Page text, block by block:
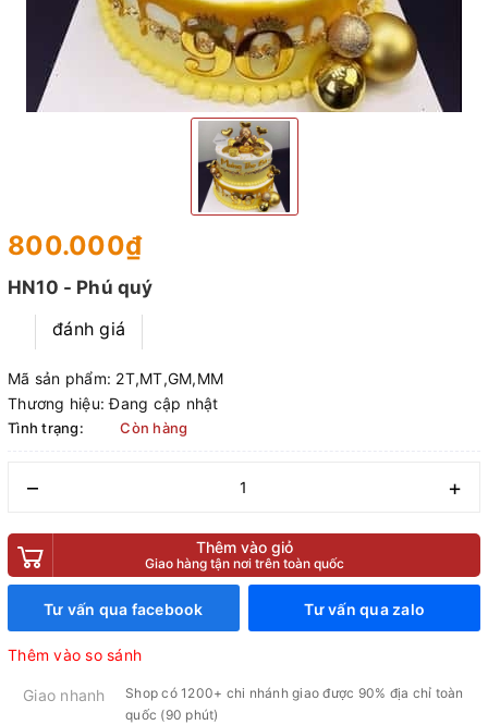
800.000₫
HN10 - Phú quý
đánh giá
Mã sản phẩm: 2T,MT,GM,MM
Thương hiệu: Đang cập nhật
Tình trạng: Còn hàng
– +
Thêm vào giỏ
Giao hàng tận nơi trên toàn quốc
Tư vấn qua facebook Tư vấn qua zalo
Thêm vào so sánh
Giao nhanh
Shop có 1200+ chi nhánh giao được 90% địa chỉ toàn
quốc (90 phút)